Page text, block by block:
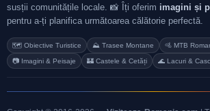
susții comunitățile locale. 📸 Îți oferim imagini și
pentru a-ți planifica următoarea călătorie perfectă.
🗺️ Obiective Turistice ⛰️ Trasee Montane 🚵 MTB
📷 Imagini & Peisaje 🏰 Castele & Cetăți 🌊 Lacuri &